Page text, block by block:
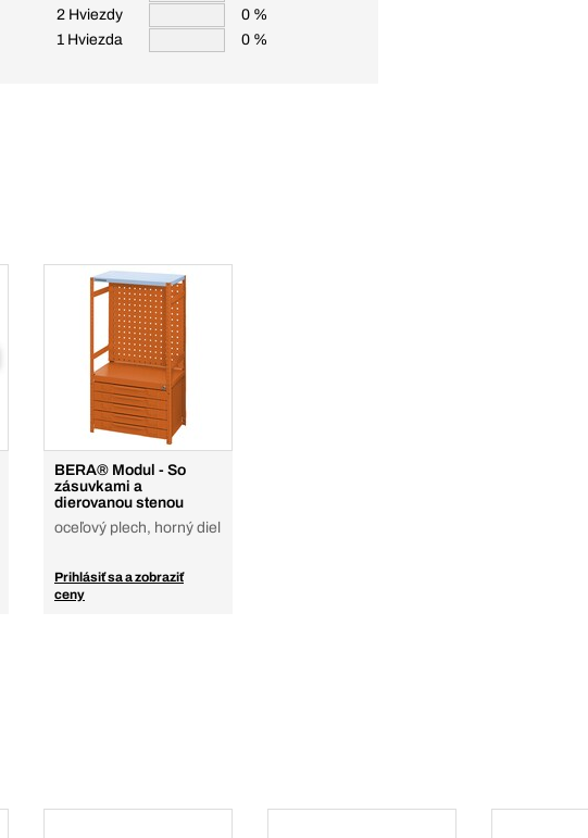
2 Hviezdy
0 %
1 Hviezda
0 %
BERA® Modul - So
zásuvkami a
dierovanou stenou
oceľový plech, horný diel
Prihlásiť sa a zobraziť
ceny